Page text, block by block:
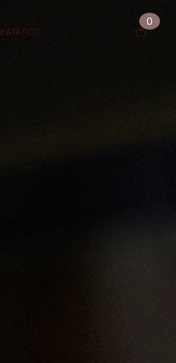
КАТАЛОГ
0
КОРЗИНА (0)